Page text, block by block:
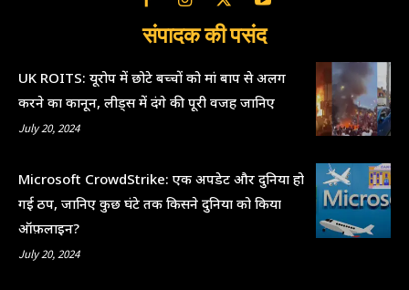
संपादक की पसंद
UK ROITS: यूरोप में छोटे बच्चों को मां बाप से अलग
करने का कानून, लीड्स में दंगे की पूरी वजह जानिए
July 20, 2024
Microsoft CrowdStrike: एक अपडेट और दुनिया हो
गई ठप, जानिए कुछ घंटे तक किसने दुनिया को किया
ऑफ़लाइन?
July 20, 2024